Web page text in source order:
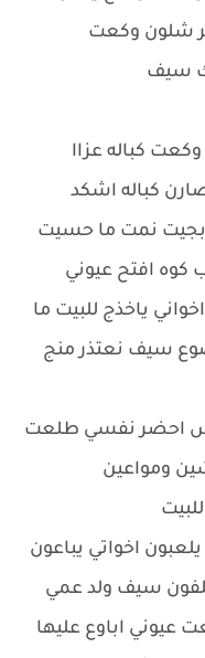
شلون وكعت
سيف
كباله عزاا
كباله اشكد
بجيت نمت ما حسيت
كوه افتح عيوني
ياخذج للبيت ما
سيف نعتذر منج
احضر نفسي طلعت
ومواعين
اخواتي يباعون
سيف ولد عمي
عيوني اباوع عليها